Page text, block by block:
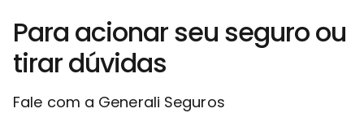
Para acionar seu seguro ou
tirar dúvidas
Fale com a Generali Seguros